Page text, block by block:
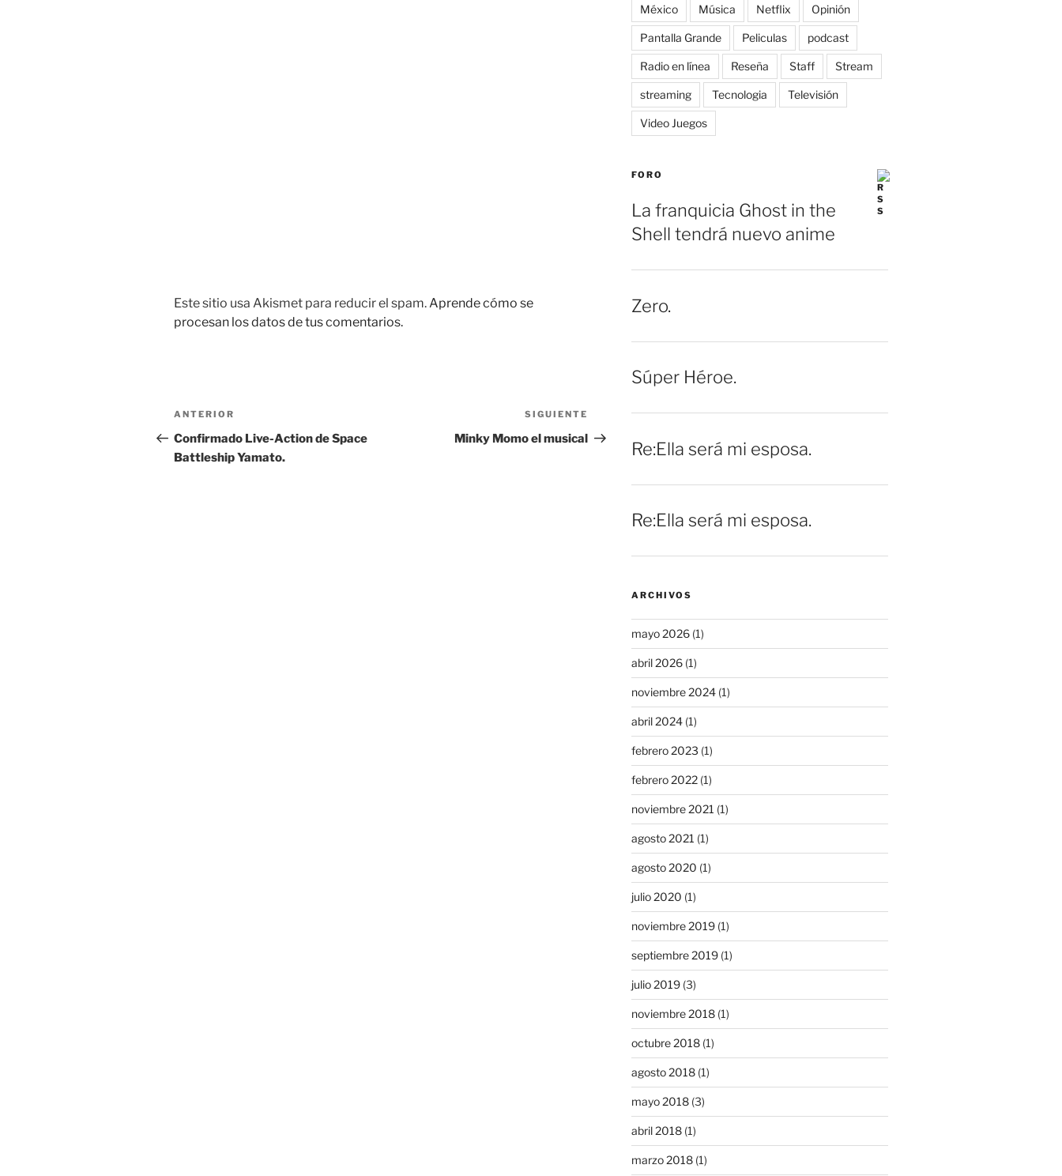
Este sitio usa Akismet para reducir el spam.Aprende cómo se
procesan los datos de tus comentarios.
Navegación
de
entradas
Entrada
anterior:
ANTERIOR
Confirmado Live-Action de Space
Battleship Yamato.
Siguiente
entrada
SIGUIENTE
Minky Momo el musical
México Música Netflix Opinión
Pantalla Grande Peliculas podcast
Radio en línea Reseña Staff Stream
streaming Tecnologia Televisión
Video Juegos
FORO
La franquicia Ghost in the
Shell tendrá nuevo anime
Zero.
Súper Héroe.
Re:Ella será mi esposa.
Re:Ella será mi esposa.
ARCHIVOS
mayo 2026(1)
abril 2026(1)
noviembre 2024(1)
abril 2024(1)
febrero 2023 (1)
febrero 2022(1)
noviembre 2021 (1)
agosto 2021 (1)
agosto 2020 (1)
julio 2020 (1)
noviembre 2019(1)
septiembre 2019(1)
julio 2019(3)
noviembre 2018(1)
octubre 2018(1)
agosto 2018(1)
mayo 2018(3)
abril 2018(1)
marzo 2018(1)